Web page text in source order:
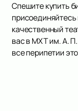
Спешите купить
присоединяйтесь
качественный
вас в МХТ им. А.
все перипетии